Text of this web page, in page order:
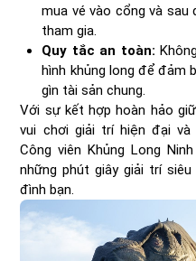
mua vé vào cổng và
tham gia.
Quy tắc an toàn:
hình khủng long để đảm
gìn tài sản chung.
Với sự kết hợp hoàn hảo
vui chơi giải trí hiện đại
Công viên Khủng Long
những phút giây giải trí
đình bạn.